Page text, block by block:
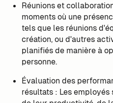
Réunions et
moments où une
tels que les réunions
création, ou d'autres
planifiés de manière à
personne.
Évaluation des
résultats : Les